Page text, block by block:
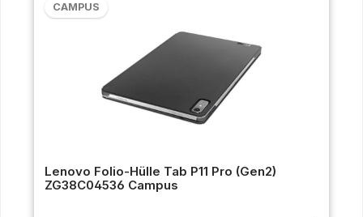
CAMPUS
Lenovo Folio-Hülle Tab P11 Pro (Gen2)
ZG38C04536 Campus